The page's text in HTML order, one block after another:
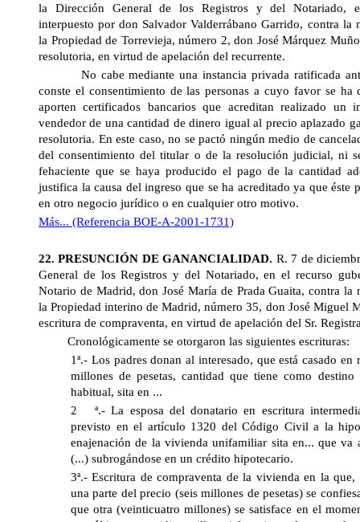
la Dirección Generalde los Registros y del Notariado,
interpuesto por don Salvador Valderrábano Garrido, contra la
la Propiedad de Torrevieja, número 2, don José Márquez
resolutoria, en virtud de apelación del recurrente.
No cabe mediante una instancia privada ratificada
conste el consentimiento de las personas a cuyo favor se ha
aporten certificados bancarios que acreditan realizado un
vendedor de una cantidad de dinero igual al precio aplazado
resolutoria. En este caso, no se pactó ningún medio de
del consentimiento del titular o de la resolución judicial, ni
fehaciente que se haya producido el pago de la cantidad
justifica la causa del ingreso que se ha acreditado ya que éste
en otro negocio jurídico o en cualquier otro motivo.
Más... (Referencia BOE-A-2001-1731)
22. PRESUNCIÓN DE GANANCIALIDAD. R. 7 de
General de los Registros y del Notariado, en el recurso
Notario de Madrid, don José María de Prada Guaita, contra la
la Propiedad interino de Madrid, número 35, don José Miguel
escritura de compraventa, en virtud de apelación del Sr.
Cronológicamente se otorgaron las siguientes escrituras:
1ª.- Los padres donan al interesado, que está casado
millones de pesetas, cantidad que tiene como
habitual, sita en ...
2 ª.- La esposa del donatario en escritura intermedia
previsto en el artículo 1320 del Código Civil a la
enajenación de la vivienda unifamiliar sita en... que va
(...) subrogándose en un crédito hipotecario.
3ª.- Escritura de compraventa de la vivienda en la que,
una parte del precio (seis millones de pesetas) se
que otra (veinticuatro millones) se satisface en el